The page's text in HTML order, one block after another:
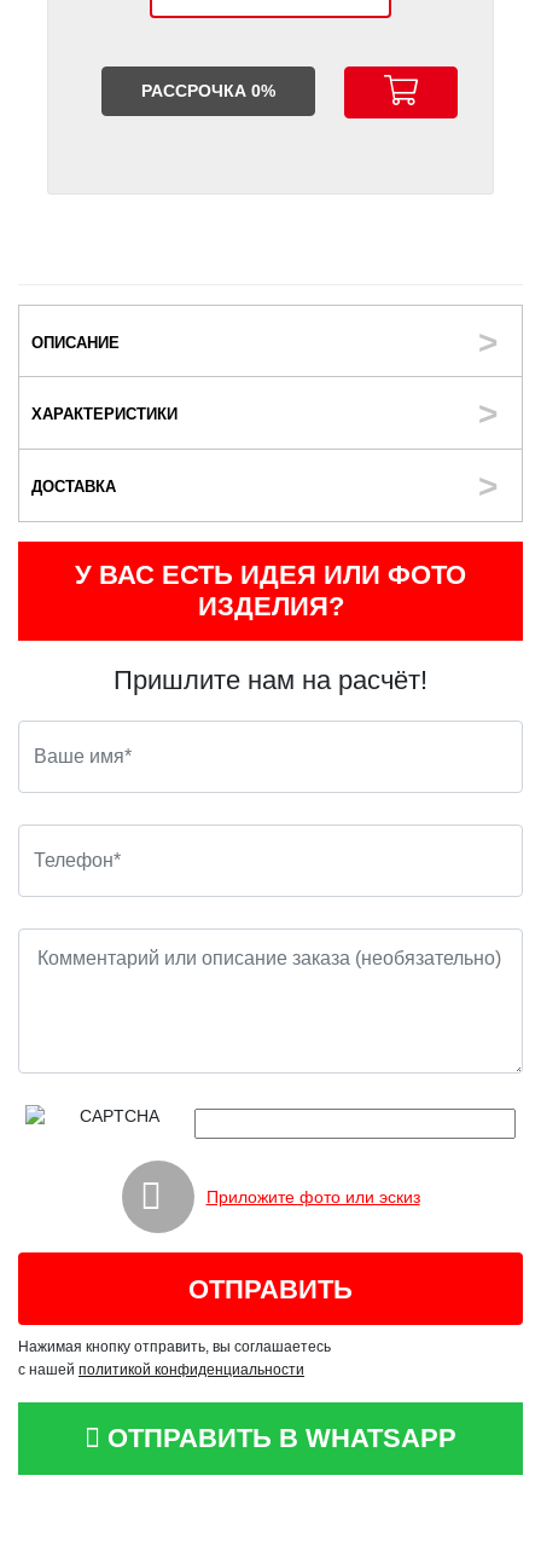
РАССРОЧКА 0%
ОПИСАНИЕ
ХАРАКТЕРИСТИКИ
ДОСТАВКА
У ВАС ЕСТЬ ИДЕЯ ИЛИ ФОТО
ИЗДЕЛИЯ?
Пришлите нам на расчёт!
Приложите фото или эскиз
Нажимая кнопку отправить, вы соглашаетесь
с нашей политикой конфиденциальности
ОТПРАВИТЬ В WHATSAPP